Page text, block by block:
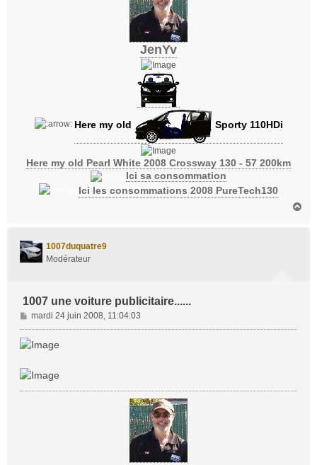
JenYv
Here my old Sporty 110HDi
Here my old Pearl White 2008 Crossway 130 - 57 200km
Ici sa consommation
Ici les consommations 2008 PureTech130
1007duquatre9
Modérateur
1007 une voiture publicitaire......
M
e
s
a
g
e
mardi 24 juin 2008, 11:04:03